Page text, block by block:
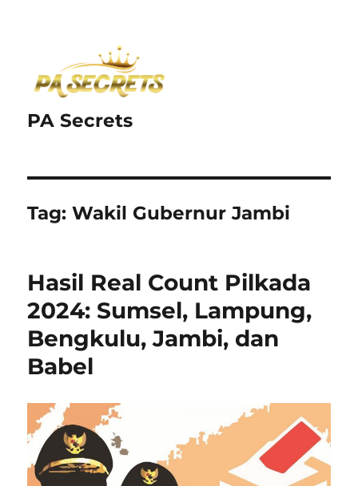
PA Secrets
Tag:Wakil Gubernur Jambi
Hasil Real Count Pilkada
2024: Sumsel, Lampung,
Bengkulu, Jambi, dan
Babel